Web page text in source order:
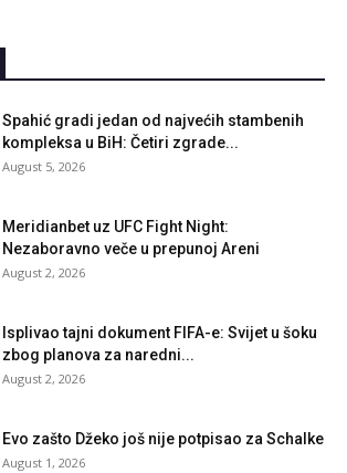
Spahić gradi jedan od najvećih stambenih
kompleksa u BiH: Četiri zgrade...
August 5, 2026
Meridianbet uz UFC Fight Night:
Nezaboravno veče u prepunoj Areni
August 2, 2026
Isplivao tajni dokument FIFA-e: Svijet u šoku
zbog planova za naredni...
August 2, 2026
Evo zašto Džeko još nije potpisao za Schalke
August 1, 2026